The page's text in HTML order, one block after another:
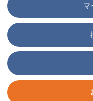
マ